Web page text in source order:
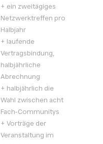
+ ein zweitägiges
Netzwerktreffen pro
Halbjahr
+ laufende
Vertragsbindung,
halbjährliche
Abrechnung
+ halbjährlich die
Wahl zwischen acht
Fach-Communitys
+ Vorträge der
Veranstaltung im